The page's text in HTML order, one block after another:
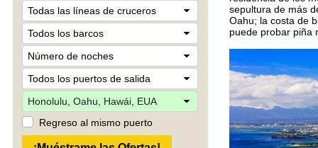
Regreso al mismo puerto
sepultura de más
Oahu; la costa de
puede probar piña